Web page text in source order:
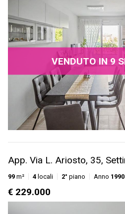
VENDUTO IN 9
App. Via L. Ariosto, 35,
99 m² 4 locali 2° piano Anno 1990
€ 229.000